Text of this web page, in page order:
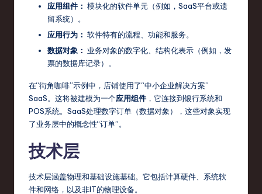
应用组件： 模块化的软件单元（例如，SaaS平台或遗
留系统）。
应用行为： 软件特有的流程、功能和服务。
数据对象： 业务对象的数字化、结构化表示（例如，发
票的数据库记录）。
在“街角咖啡”示例中，店铺使用了“中小企业解决方案”
SaaS。这将被建模为一个应用组件 ，它连接到银行系统和
POS系统。SaaS处理数字订单（数据对象），这些对象实现
了业务层中的概念性“订单”。
技术层
技术层涵盖物理和基础设施基础。它包括计算硬件、系统软
件和网络，以及非IT的物理设备。